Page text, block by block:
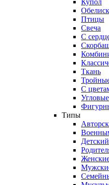
Купол
Птицы
Свеча
С
Ткань
С
Угловые
Типы
Детский